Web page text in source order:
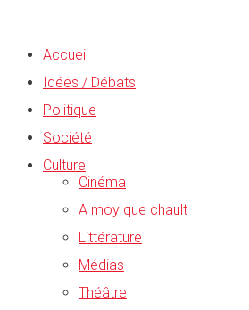
Accueil
Idées / Débats
Politique
Société
Culture
Cinéma
A moy que chault
Littérature
Médias
Théâtre